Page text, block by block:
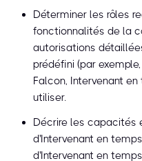
Déterminer les rôles
fonctionnalités de la
autorisations
prédéfini (par
Falcon, Intervenant
utiliser.
Décrire les capacités
d'Intervenant en
d'Intervenant en